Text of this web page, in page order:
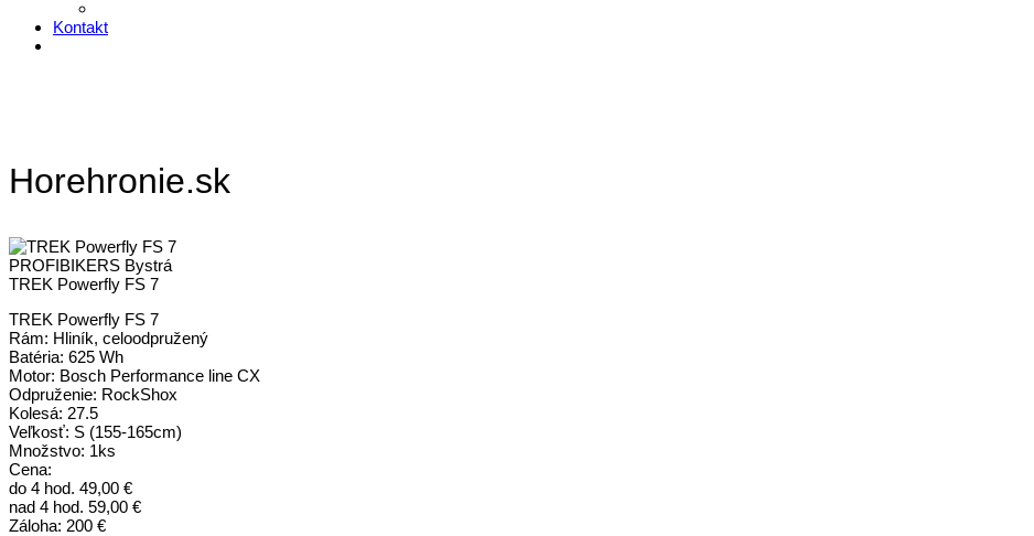
Kontakt
Horehronie.sk
PROFIBIKERS Bystrá
TREK Powerfly FS 7
TREK Powerfly FS 7
Rám: Hliník, celoodpružený
Batéria: 625 Wh
Motor: Bosch Performance line CX
Odpruženie: RockShox
Kolesá: 27.5
Veľkosť: S (155-165cm)
Množstvo: 1ks
Cena:
do 4 hod. 49,00 €
nad 4 hod. 59,00 €
Záloha: 200 €